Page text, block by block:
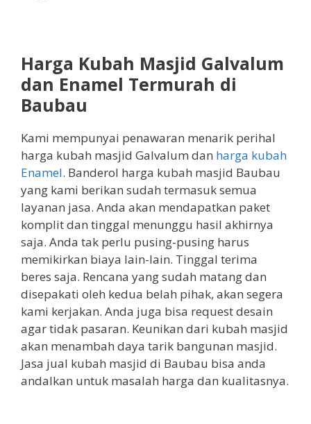
Harga Kubah Masjid Galvalum
dan Enamel Termurah di
Baubau
Kami mempunyai penawaran menarik perihal
harga kubah masjid Galvalum dan harga kubah
Enamel. Banderol harga kubah masjid Baubau
yang kami berikan sudah termasuk semua
layanan jasa. Anda akan mendapatkan paket
komplit dan tinggal menunggu hasil akhirnya
saja. Anda tak perlu pusing-pusing harus
memikirkan biaya lain-lain. Tinggal terima
beres saja. Rencana yang sudah matang dan
disepakati oleh kedua belah pihak, akan segera
kami kerjakan. Anda juga bisa request desain
agar tidak pasaran. Keunikan dari kubah masjid
akan menambah daya tarik bangunan masjid.
Jasa jual kubah masjid di Baubau bisa anda
andalkan untuk masalah harga dan kualitasnya.